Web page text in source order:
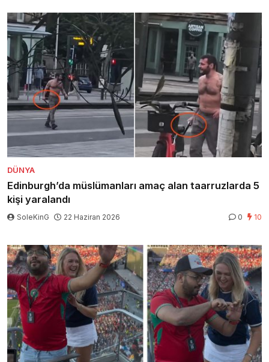
DÜNYA
Edinburgh’da müslümanları amaç alan taarruzlarda 5
kişi yaralandı
SoleKinG 22 Haziran 2026 0 10